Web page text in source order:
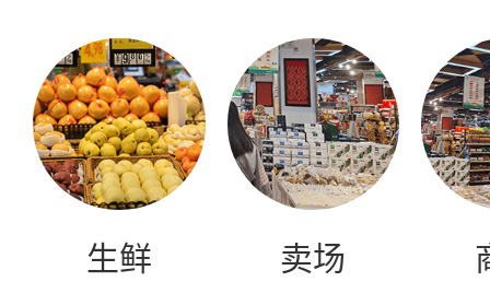
生鲜 卖场